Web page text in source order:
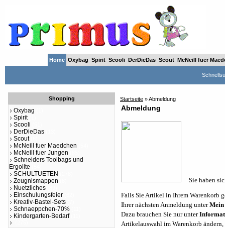
Home Oxybag Spirit Scooli DerDieDas Scout McNeill fuer
Shopping
Oxybag
Spirit(1)
Scooli
DerDieDas
Scout(6)
McNeill fuer Maedchen
McNeill fuer Jungen
Schneiders Toolbags und
Ergolite
SCHULTUETEN
Zeugnismappen
Nuetzliches
Einschulungsfeier
Kreativ-Bastel-Sets
Schnaeppchen-70%
Kindergarten-Bedarf(11)
Startseite » Abmeldung
Abmeldung
Sie haben
Falls Sie Artikel in Ihrem Warenkorb
Ihrer nächsten Anmeldung unter
Dazu brauchen Sie nur unter
Artikelauswahl im Warenkorb